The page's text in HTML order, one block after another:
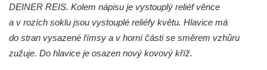
Kříž u fary v Římově
Kříž u lípy Jana Gurreho v Římově
Boží muka u hřbitova v Římově
Centrální kříž hřbitova v Římově
DEINER REIS. Kolem nápisu je vystouplý reliéf věnce
a v rozích soklu jsou vystouplé reliéfy květu. Hlavice má
do stran vysazené římsy a v horní části se směrem vzhůru
zužuje. Do hlavice je osazen nový kovový kříž.